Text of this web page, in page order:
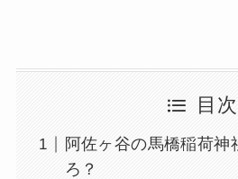
目次
阿佐ヶ谷の馬橋稲荷神
ろ？